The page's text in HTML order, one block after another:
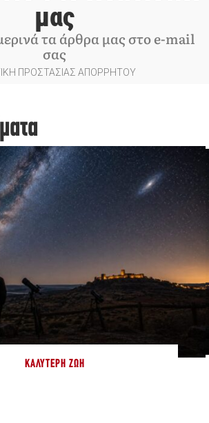
μας
τα άρθρα μας στο e-mail
σας
ΠΡΟΣΤΑΣΙΑΣ ΑΠΟΡΡΗΤΟΥ
ΚΑΛΎΤΕΡΗ ΖΩΉ